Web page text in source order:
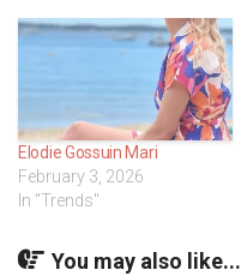
Elodie Gossuin Mari
February 3, 2026
In "Trends"
You may also like...